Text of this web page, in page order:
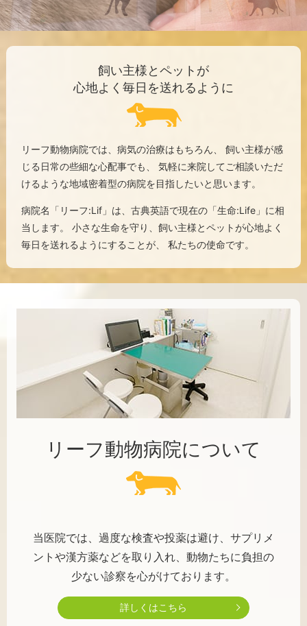
飼い主様とペットが
心地よく毎日を送れるように
リーフ動物病院では、病気の治療はもちろん、 飼い主様が感
じる日常の些細な心配事でも、 気軽に来院してご相談いただ
けるような地域密着型の病院を目指したいと思います。
病院名「リーフ:Lif」は、古典英語で現在の「生命:Life」に相
当します。 小さな生命を守り、飼い主様とペットが心地よく
毎日を送れるようにすることが、 私たちの使命です。
リーフ動物病院について
当医院では、過度な検査や投薬は避け、サプリメ
ントや漢方薬などを取り入れ、動物たちに負担の
少ない診察を心がけております。
詳しくはこちら